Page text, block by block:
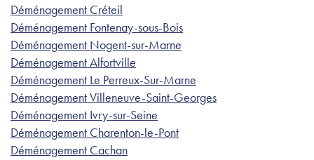
Déménagement Créteil
Déménagement Fontenay-sous-Bois
Déménagement Nogent-sur-Marne
Déménagement Alfortville
Déménagement Le Perreux-Sur-Marne
Déménagement Villeneuve-Saint-Georges
Déménagement Ivry-sur-Seine
Déménagement Charenton-le-Pont
Déménagement Cachan